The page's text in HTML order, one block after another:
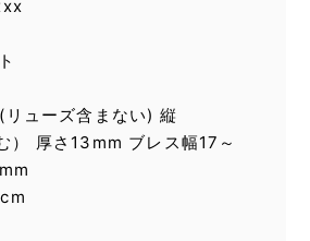
ューズ含まない) 縦
） 厚さ13mm ブレス幅17～